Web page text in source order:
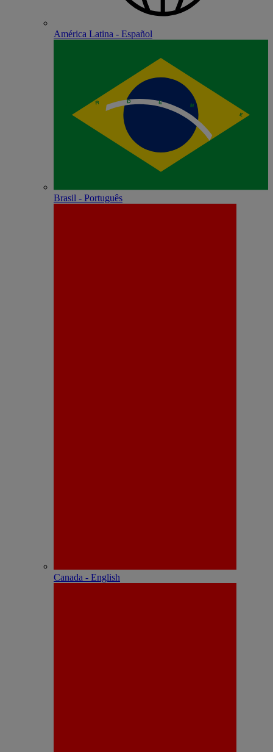
América Latina - Español
Brasil - Português
Canada - English